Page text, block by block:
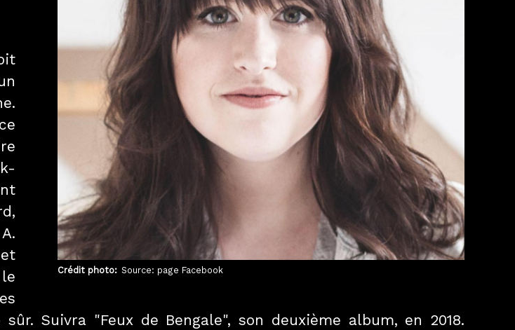
Crédit photo Source: page Facebook
Suivra "Feux de Bengale", son deuxième album, en 2018.